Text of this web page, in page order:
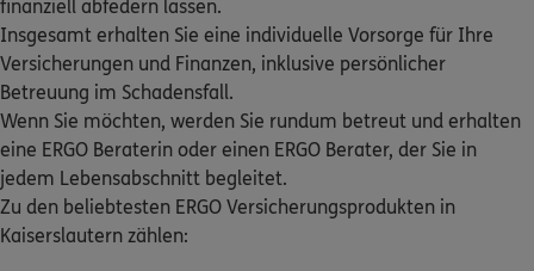
ERGO Berater finden
Kundenportal Log-in
ERGO
Ralf Gonscherowski
Am Wurzelwoog 19a
Kaiserslautern
(5.1 km)
Homepage besuchen
Timo Alexander Mang
Am Wurzelwoog 19a
finanziell abfedern lassen.
Insgesamt erhalten Sie eine individuelle Vorsorge für Ihre
Versicherungen und Finanzen, inklusive persönlicher
Betreuung im Schadensfall.
Wenn Sie möchten, werden Sie rundum betreut und erhalten
eine ERGO Beraterin oder einen ERGO Berater, der Sie in
jedem Lebensabschnitt begleitet.
Zu den beliebtesten ERGO Versicherungsprodukten in
Kaiserslautern zählen: